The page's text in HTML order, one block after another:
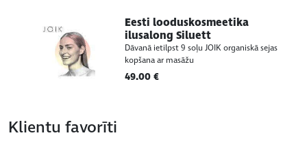
Eesti looduskosmeetika
ilusalong Siluett
Dāvanā ietilpst 9 soļu JOIK organiskā sejas
kopšana ar masāžu
49.00 €
Klientu favorīti